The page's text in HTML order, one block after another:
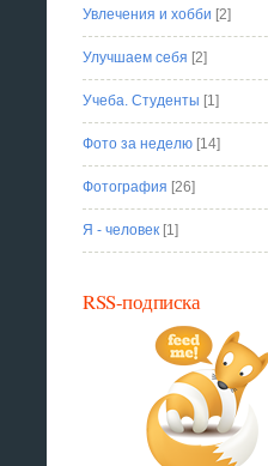
Увлечения и хобби [2]
Улучшаем себя [2]
Учеба. Студенты [1]
Фото за неделю [14]
Фотография [26]
Я - человек [1]
RSS-подписка